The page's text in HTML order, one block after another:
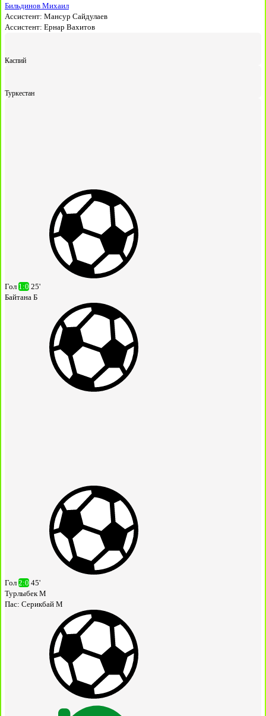
Бильдинов Михаил
Ассистент: Мансур Сайдулаев
Ассистент: Ернар Вахитов
Каспий
Туркестан
Гол 1:0 25'
Байтана Б
Гол 2:0 45'
Турлыбек М
Пас: Серикбай М